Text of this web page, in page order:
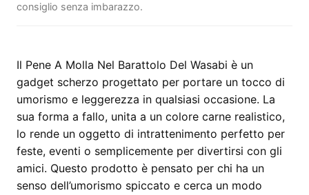
consiglio senza imbarazzo.
Il Pene A Molla Nel Barattolo Del Wasabi è un
gadget scherzo progettato per portare un tocco di
umorismo e leggerezza in qualsiasi occasione. La
sua forma a fallo, unita a un colore carne realistico,
lo rende un oggetto di intrattenimento perfetto per
feste, eventi o semplicemente per divertirsi con gli
amici. Questo prodotto è pensato per chi ha un
senso dell’umorismo spiccato e cerca un modo